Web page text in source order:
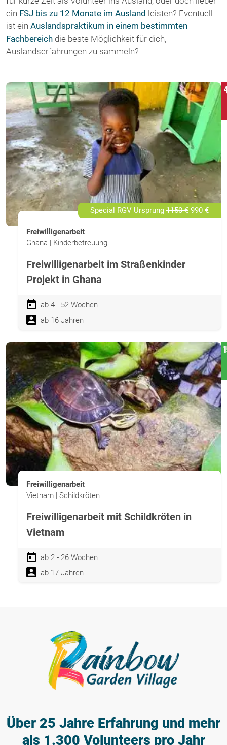
ein FSJ bis zu 12 Monate im Ausland leisten? Eventuell
ist ein Auslandspraktikum in einem bestimmten
Fachbereich die beste Möglichkeit für dich,
Auslandserfahrungen zu sammeln?
Special RGV Ursprung 1150 € 990 €
Freiwilligenarbeit
Ghana | Kinderbetreuung
Freiwilligenarbeit im Straßenkinder
Projekt in Ghana
ab 4 - 52 Wochen
ab 16 Jahren
Freiwilligenarbeit
Vietnam | Schildkröten
Freiwilligenarbeit mit Schildkröten in
Vietnam
ab 2 - 26 Wochen
ab 17 Jahren
Über 25 Jahre Erfahrung und mehr
als 1.300 Volunteers pro Jahr